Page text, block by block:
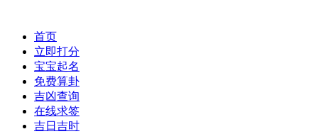
首页
立即打分
宝宝起名
免费算卦
吉凶查询
在线求签
吉日吉时